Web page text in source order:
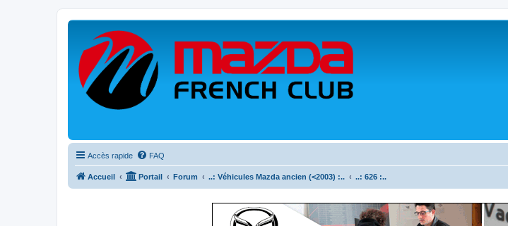
Accès rapide FAQ
Accueil Portail Forum ..: Véhicules Mazda ancien (<2003) :.. ..: 626 :..